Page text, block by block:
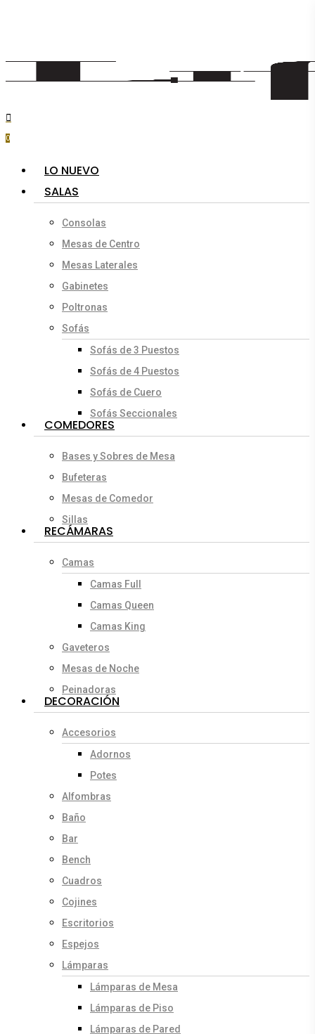
content
search
account
0
LO NUEVO
SALAS
Consolas
Mesas de Centro
Mesas Laterales
Gabinetes
Poltronas
Sofás
Sofás de 3 Puestos
Sofás de 4 Puestos
Sofás de Cuero
Sofás Seccionales
COMEDORES
Bases y Sobres de Mesa
Bufeteras
Mesas de Comedor
Sillas
RECÁMARAS
Camas
Camas Full
Camas Queen
Camas King
Gaveteros
Mesas de Noche
Peinadoras
DECORACIÓN
Accesorios
Adornos
Potes
Alfombras
Baño
Bar
Bench
Cuadros
Cojines
Escritorios
Espejos
Lámparas
Lámparas de Mesa
Lámparas de Piso
Lámparas de Pared